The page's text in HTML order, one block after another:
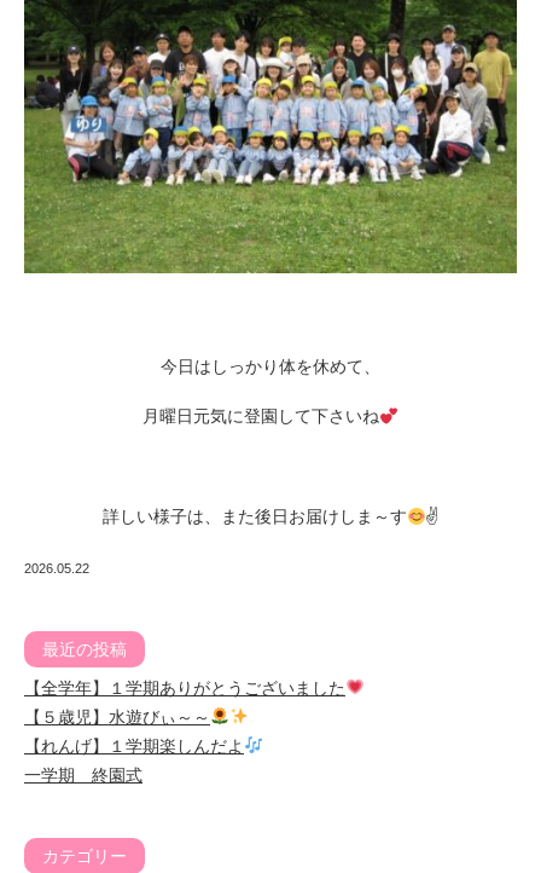
今日はしっかり体を休めて、
月曜日元気に登園して下さいね
詳しい様子は、また後日お届けしま～す ✌
2026.05.22
最近の投稿
【全学年】１学期ありがとうございました
【５歳児】水遊びぃ～～
【れんげ】１学期楽しんだよ
一学期 終園式
カテゴリー